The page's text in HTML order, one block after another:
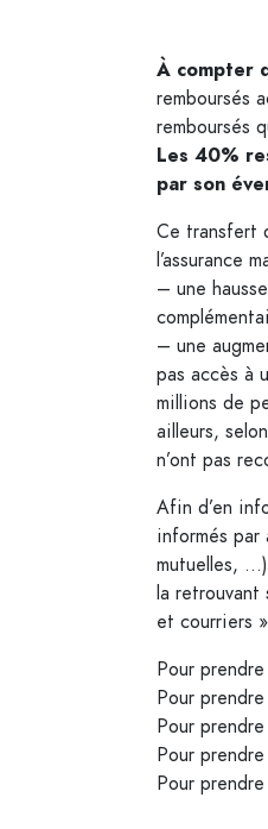
À compter
remboursés
remboursés
Les 40%
par son
Ce transfert
l’assurance
– une
– une
pas accès à
millions de
ailleurs,
n’ont pas
Afin d’en
informés
mutuelles,
la
et courriers
Pour
Pour
Pour
Pour
Pour